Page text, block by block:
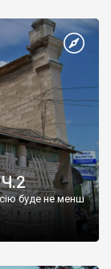
буде не менш